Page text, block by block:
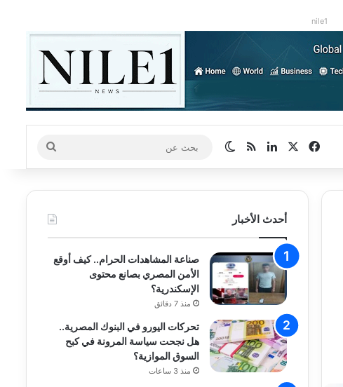
nile1
فيسبوك لينكدإنملخص الموقع RSS
الوضع المظلم
بحث
عن
أحدث الأخبار
صناعة المشاهدات الحرام.. كيف أوقع
الأمن المصري بصانع محتوى
الإسكندرية؟
منذ 7 دقائق
تحركات اليورو في البنوك المصرية..
هل نجحت سياسة المرونة في كبح
السوق الموازية؟
منذ 3 ساعات